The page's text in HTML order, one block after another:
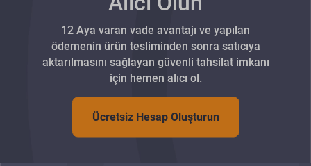
12 Aya varan vade avantajı ve yapılan
ödemenin ürün tesliminden sonra satıcıya
aktarılmasını sağlayan güvenli tahsilat imkanı
için hemen alıcı ol.
Ücretsiz Hesap Oluşturun